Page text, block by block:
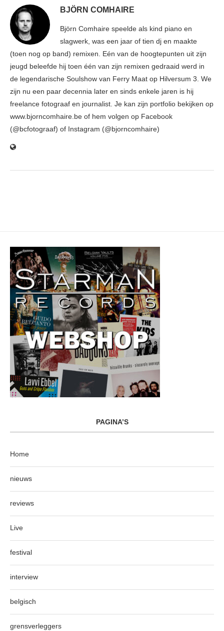
BJÖRN COMHAIRE
Björn Comhaire speelde als kind piano en
slagwerk, was een jaar of tien dj en maakte
(toen nog op band) remixen. Eén van de hoogtepunten uit zijn
jeugd beleefde hij toen één van zijn remixen gedraaid werd in
de legendarische Soulshow van Ferry Maat op Hilversum 3. We
zijn nu een paar decennia later en sinds enkele jaren is hij
freelance fotograaf en journalist. Je kan zijn portfolio bekijken op
www.bjorncomhaire.be of hem volgen op Facebook
(@bcfotograaf) of Instagram (@bjorncomhaire)
PAGINA’S
Home
nieuws
reviews
Live
festival
interview
belgisch
grensverleggers